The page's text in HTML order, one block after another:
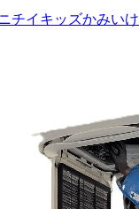
イキッズかみいけ